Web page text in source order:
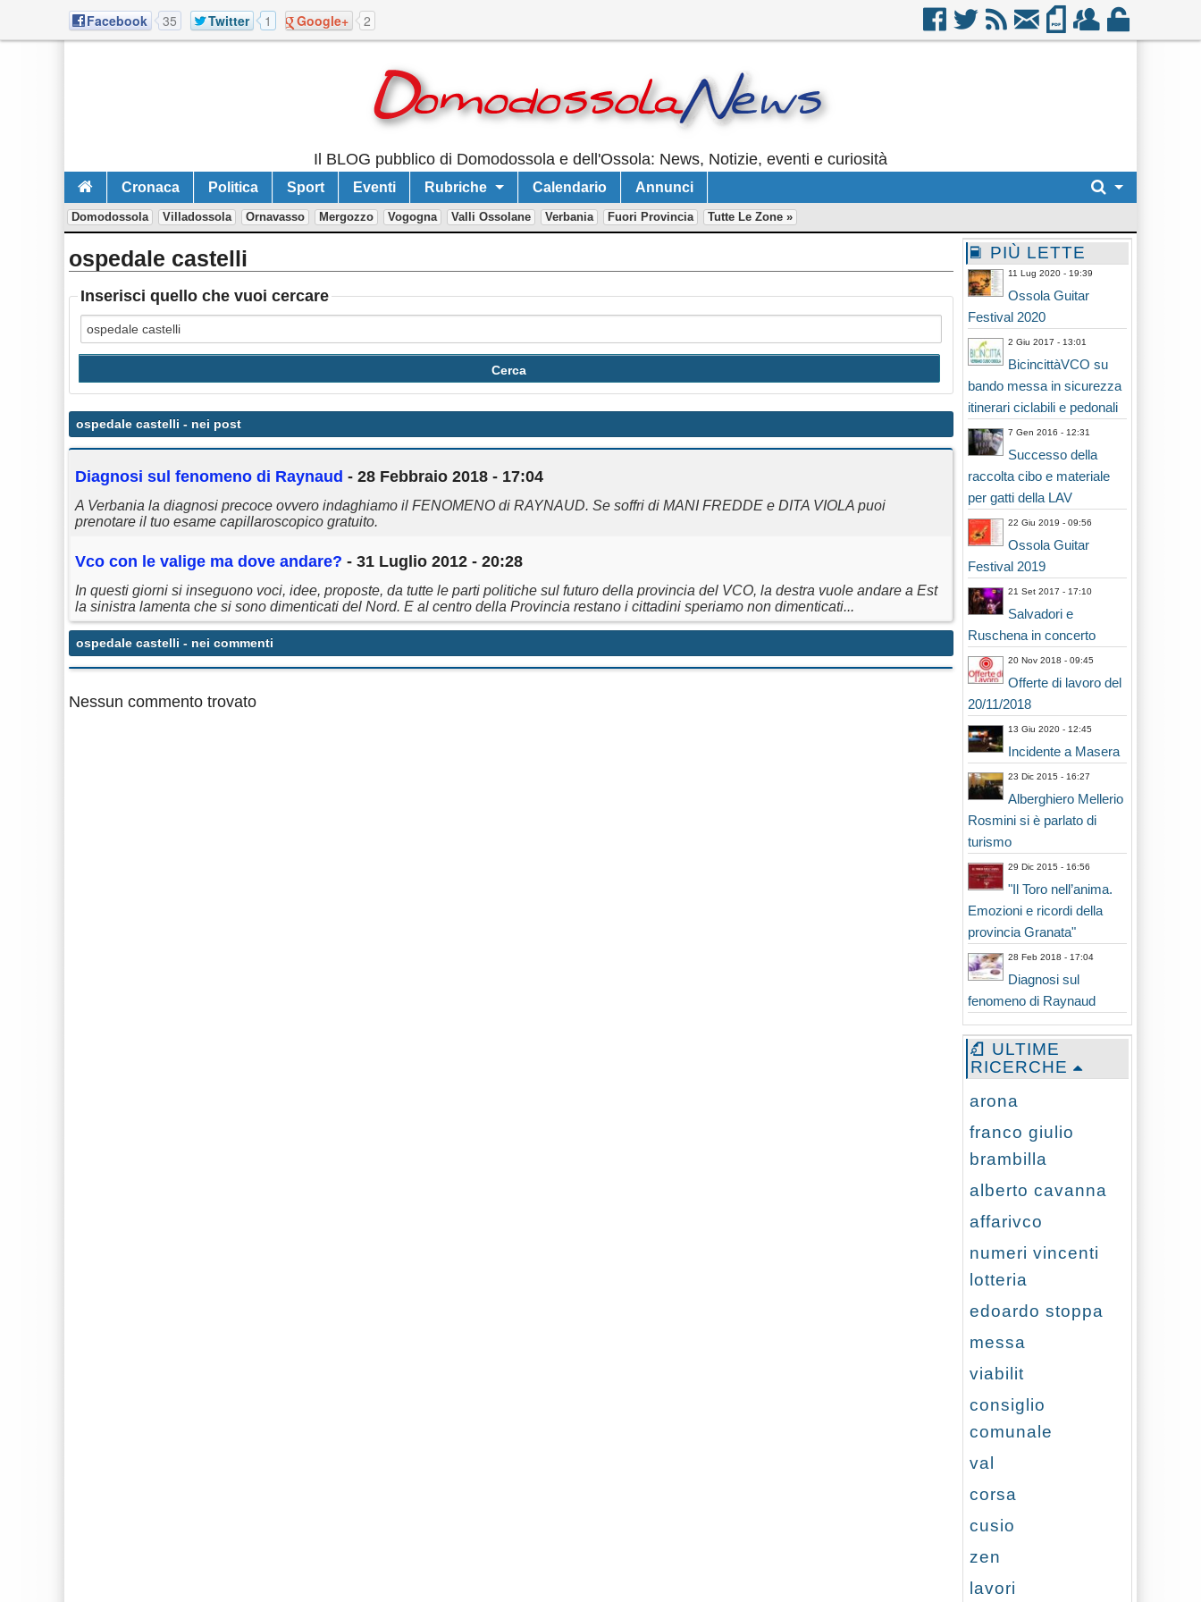
Facebook 35 Twitter 1 Google+ 2
Il BLOG pubblico di Domodossola e dell'Ossola: News, Notizie, eventi e curiosità
Cronaca Politica Sport Eventi Rubriche Calendario Annunci
Domodossola Villadossola Ornavasso Mergozzo Vogogna Valli Ossolane Verbania Fuori Provincia Tutte Le Zone »
ospedale castelli
Inserisci quello che vuoi cercare
ospedale castelli - nei post
Diagnosi sul fenomeno di Raynaud - 28 Febbraio 2018 - 17:04
A Verbania la diagnosi precoce ovvero indaghiamo il FENOMENO di RAYNAUD. Se soffri di MANI FREDDE e DITA VIOLA puoi
prenotare il tuo esame capillaroscopico gratuito.
Vco con le valige ma dove andare? - 31 Luglio 2012 - 20:28
In questi giorni si inseguono voci, idee, proposte, da tutte le parti politiche sul futuro della provincia del VCO, la destra vuole andare a Est
la sinistra lamenta che si sono dimenticati del Nord. E al centro della Provincia restano i cittadini speriamo non dimenticati...
ospedale castelli - nei commenti
Nessun commento trovato
PIÙ LETTE
11 Lug 2020 - 19:39
Ossola Guitar
Festival 2020
2 Giu 2017 - 13:01
BicincittàVCO su
bando messa in sicurezza
itinerari ciclabili e pedonali
7 Gen 2016 - 12:31
Successo della
raccolta cibo e materiale
per gatti della LAV
22 Giu 2019 - 09:56
Ossola Guitar
Festival 2019
21 Set 2017 - 17:10
Salvadori e
Ruschena in concerto
20 Nov 2018 - 09:45
Offerte di lavoro del
20/11/2018
13 Giu 2020 - 12:45
Incidente a Masera
23 Dic 2015 - 16:27
Alberghiero Mellerio
Rosmini si è parlato di
turismo
29 Dic 2015 - 16:56
"Il Toro nell’anima.
Emozioni e ricordi della
provincia Granata"
28 Feb 2018 - 17:04
Diagnosi sul
fenomeno di Raynaud
ULTIME
RICERCHE
arona
franco giulio
brambilla
alberto cavanna
affarivco
numeri vincenti
lotteria
edoardo stoppa
messa
viabilit
consiglio
comunale
val
corsa
cusio
zen
lavori